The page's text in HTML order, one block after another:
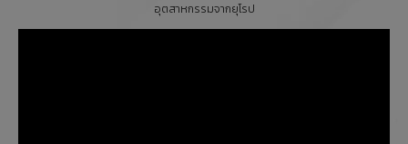
อุตสาหกรรมจากยุโรป